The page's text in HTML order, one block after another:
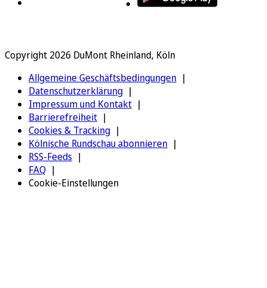
Copyright 2026 DuMont Rheinland, Köln
Allgemeine Geschäftsbedingungen
Datenschutzerklärung
Impressum und Kontakt
Barrierefreiheit
Cookies & Tracking
Kölnische Rundschau abonnieren
RSS-Feeds
FAQ
Cookie-Einstellungen